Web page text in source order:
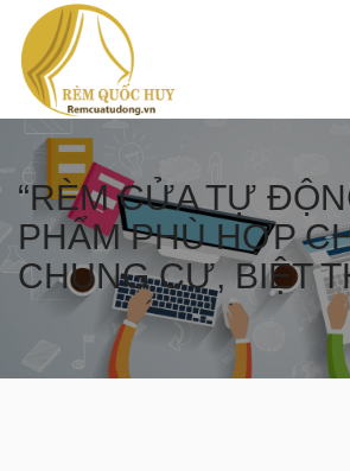
“RÈM CỬA TỰ
PHẨM PHÙ HỢP
CHUNG CƯ, BIỆT